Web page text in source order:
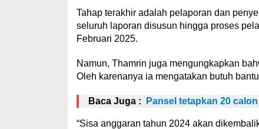
Tahap terakhir adalah pelaporan dan
seluruh laporan disusun hingga proses
Februari 2025.
Namun, Thamrin juga mengungkapkan
Oleh karenanya ia mengatakan butuh
Baca Juga : Pansel tetapkan 20
“Sisa anggaran tahun 2024 akan